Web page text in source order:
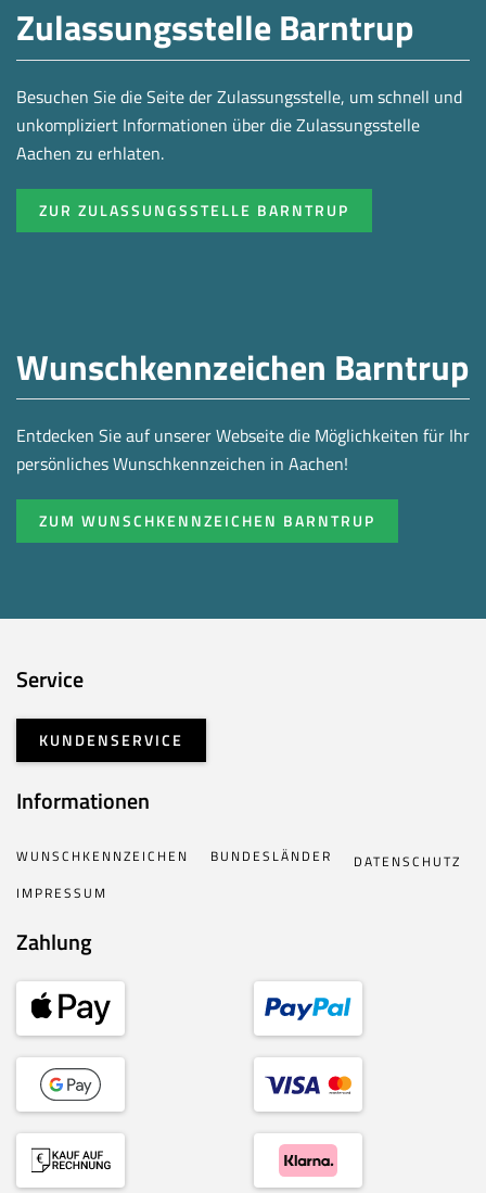
Zulassungsstelle Barntrup
Besuchen Sie die Seite der Zulassungsstelle, um schnell und
unkompliziert Informationen über die Zulassungsstelle
Aachen zu erhlaten.
ZUR ZULASSUNGSSTELLE BARNTRUP
Wunschkennzeichen Barntrup
Entdecken Sie auf unserer Webseite die Möglichkeiten für Ihr
persönliches Wunschkennzeichen in Aachen!
ZUM WUNSCHKENNZEICHEN BARNTRUP
Service
KUNDENSERVICE
Informationen
WUNSCHKENNZEICHEN BUNDESLÄNDER
DATENSCHUTZ
IMPRESSUM
Zahlung